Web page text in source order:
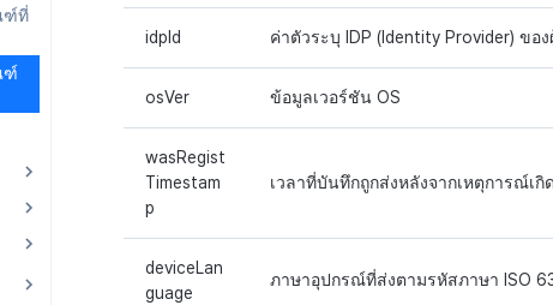
ณา
สู่
กัน
ฑ์ที่
ฑ์
idpId ค่าตัวระบุ IDP (Identity Provider) ของ
osVer ข้อมูลเวอร์ชัน OS
wasRegist
Timestam
p
เวลาที่บันทึกถูกส่งหลังจากเหตุการณ์เกิ
deviceLan
guage
ภาษาอุปกรณ์ที่ส่งตามรหัสภาษา ISO